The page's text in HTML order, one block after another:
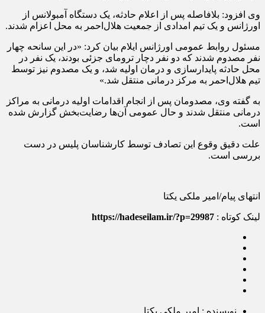
وی افزود: بلافاصله پس از اعلام حادثه، یک دستگاه آمبولانس از
اورژانس و یک تیم امدادی از جمعیت هلال‌احمر به محل اعزام شدند.
مسئول روابط عمومی اورژانس ایلام بیان کرد: «در این سانحه چهار
نفر مصدوم شدند که دو نفر دچار ترومای جزئی بودند، یک نفر در
محل حادثه پایدارسازی و درمان اولیه شد، و یک مصدوم نیز توسط
تیم هلال‌احمر به مرکز درمانی منتقل شد.»
به گفته وی، مصدومان پس از انجام اقدامات اولیه درمانی به مراکز
درمانی منتقل شدند و حال عمومی آن‌ها رضایت‌بخش گزارش شده
است.
علت دقیق وقوع این تصادف توسط کارشناسان پلیس در دست
بررسی است.
انتهای پیام/امیر ملکی یکتا
لینک کوتاه : https://hadeseilam.ir/?p=29987